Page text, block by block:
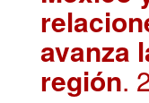
avanza
región.